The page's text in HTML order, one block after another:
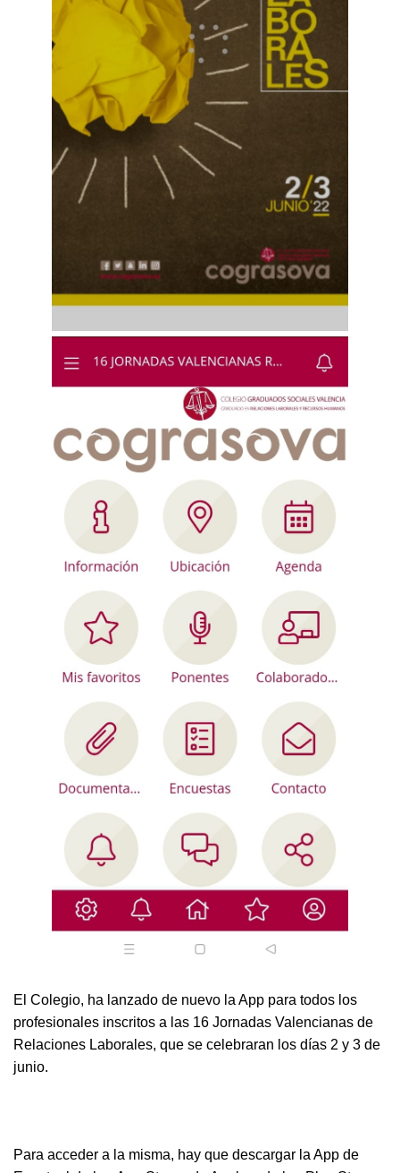
El Colegio, ha lanzado de nuevo la App para todos los
profesionales inscritos a las 16 Jornadas Valencianas de
Relaciones Laborales, que se celebraran los días 2 y 3 de
junio.
Para acceder a la misma, hay que descargar la App de